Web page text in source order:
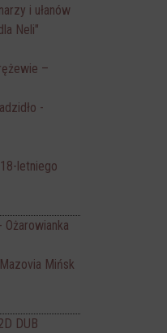
i ułanów
Neli"
–
-
letniego
Ożarowianka
Mińsk
DUB